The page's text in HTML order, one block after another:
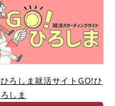
ひろしま就活サイトGO!ひ
ろしま